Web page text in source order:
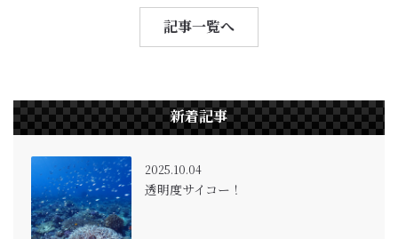
記事一覧へ
新着記事
2025.10.04
透明度サイコー！